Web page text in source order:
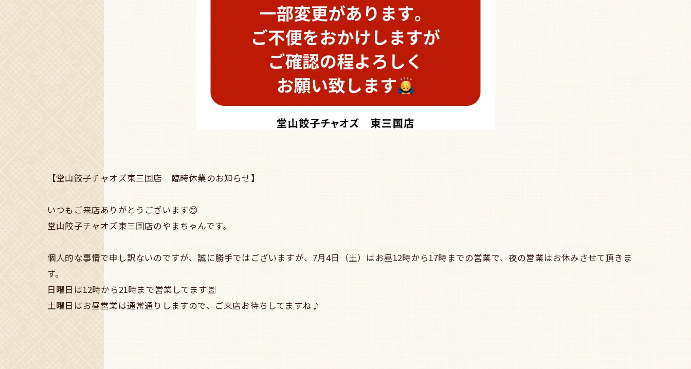
【堂山餃子チャオズ東三国店 臨時休業のお知らせ】
いつもご来店ありがとうございます😊
堂山餃子チャオズ東三国店のやまちゃんです。
個人的な事情で申し訳ないのですが、誠に勝手ではございますが、7月4日（土）はお昼12時から17時までの営業で、夜の営業はお休みさせて頂きま
す。
日曜日は12時から21時まで営業してます🈺
土曜日はお昼営業は通常通りしますので、ご来店お待ちしてますね♪